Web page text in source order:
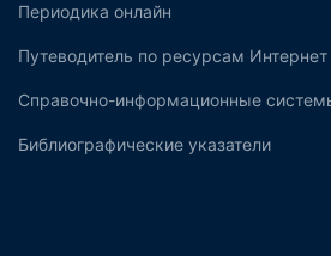
Периодика онлайн
Путеводитель по ресурсам Интернет
Справочно-информационные
Библиографические указатели